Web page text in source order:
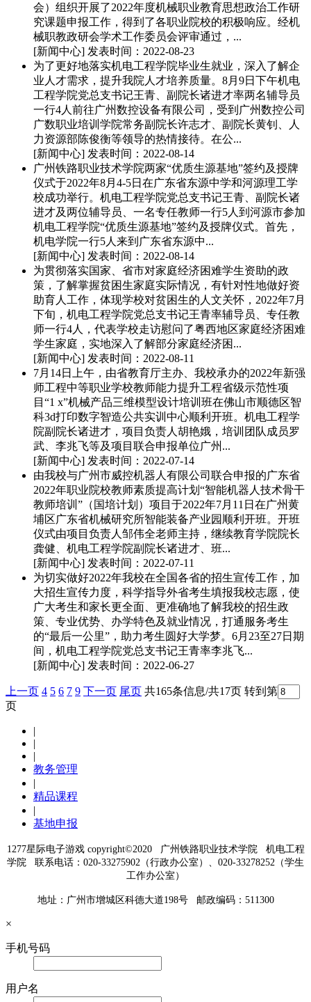
会）组织开展了2022年度机械职业教育思想政治工作研
究课题申报工作，得到了各职业院校的积极响应。经机
械职教政研会学术工作委员会评审通过，...
[新闻中心] 发表时间：2022-08-23
为了更好地落实机电工程学院毕业生就业，深入了解企
业人才需求，提升我院人才培养质量。8月9日下午机电
工程学院党总支书记王青、副院长诸进才率两名辅导员
一行4人前往广州数控设备有限公司，受到广州数控公司
广数职业培训学院常务副院长许志才、副院长黄钊、人
力资源部陈俊衡等领导的热情接待。在公...
[新闻中心] 发表时间：2022-08-14
广州铁路职业技术学院两家“优质生源基地”签约及授牌
仪式于2022年8月4-5日在广东省东源中学和河源理工学
校成功举行。机电工程学院党总支书记王青、副院长诸
进才及两位辅导员、一名专任教师一行5人到河源市参加
机电工程学院“优质生源基地”签约及授牌仪式。首先，
机电学院一行5人来到广东省东源中...
[新闻中心] 发表时间：2022-08-14
为贯彻落实国家、省市对家庭经济困难学生资助的政
策，了解掌握贫困生家庭实际情况，有针对性地做好资
助育人工作，体现学校对贫困生的人文关怀，2022年7月
下旬，机电工程学院党总支书记王青率辅导员、专任教
师一行4人，代表学校走访慰问了粤西地区家庭经济困难
学生家庭，实地深入了解部分家庭经济困...
[新闻中心] 发表时间：2022-08-11
7月14日上午，由省教育厅主办、我校承办的2022年新强
师工程中等职业学校教师能力提升工程省级示范性项
目“1 x”机械产品三维模型设计培训班在佛山市顺德区智
科3d打印数字智造公共实训中心顺利开班。机电工程学
院副院长诸进才，项目负责人胡艳娥，培训团队成员罗
武、李兆飞等及项目联合申报单位广州...
[新闻中心] 发表时间：2022-07-14
由我校与广州市威控机器人有限公司联合申报的广东省
2022年职业院校教师素质提高计划“智能机器人技术骨干
教师培训”（国培计划）项目于2022年7月11日在广州黄
埔区广东省机械研究所智能装备产业园顺利开班。开班
仪式由项目负责人邹伟全老师主持，继续教育学院院长
龚健、机电工程学院副院长诸进才、班...
[新闻中心] 发表时间：2022-07-11
为切实做好2022年我校在全国各省的招生宣传工作，加
大招生宣传力度，科学指导外省考生填报我校志愿，使
广大考生和家长更全面、更准确地了解我校的招生政
策、专业优势、办学特色及就业情况，打通服务考生
的“最后一公里”，助力考生圆好大学梦。6月23至27日期
间，机电工程学院党总支书记王青率李兆飞...
[新闻中心] 发表时间：2022-06-27
上一页 4 5 6 7 9 下一页 尾页 共165条信息/共17页 转到第
页
|
|
|
教务管理
|
精品课程
|
基地申报
1277星际电子游戏 copyright©2020 广州铁路职业技术学院 机电工程
学院 联系电话：020-33275902（行政办公室）、020-33278252（学生
工作办公室）
地址：广州市增城区科德大道198号 邮政编码：511300
×
手机号码
用户名